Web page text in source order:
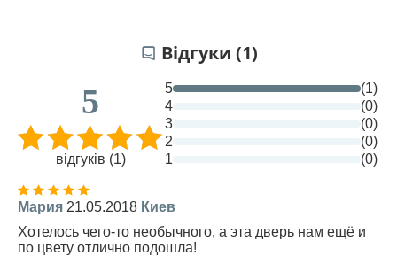
Відгуки (1)
5
відгуків (1)
5
(1)
4
(0)
3
(0)
2
(0)
1
(0)
Мария 21.05.2018 Киев
Хотелось чего-то необычного, а эта дверь нам ещё и
по цвету отлично подошла!